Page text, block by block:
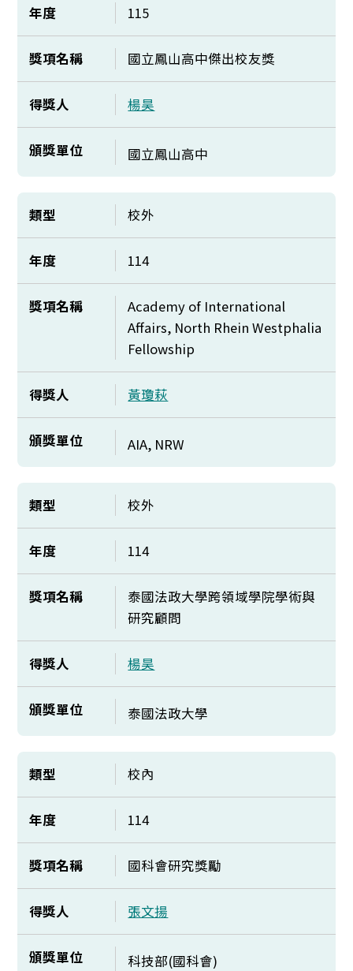
年度 115
獎項名稱 國立鳳山高中傑出校友獎
得獎人 楊昊
頒獎單位 國立鳳山高中
類型 校外
年度 114
獎項名稱
Academy of International
Affairs, North Rhein Westphalia
Fellowship
得獎人 黃瓊萩
頒獎單位 AIA, NRW
類型 校外
年度 114
獎項名稱
泰國法政大學跨領域學院學術與
研究顧問
得獎人 楊昊
頒獎單位 泰國法政大學
類型 校內
年度 114
獎項名稱 國科會研究獎勵
得獎人 張文揚
頒獎單位 科技部(國科會)